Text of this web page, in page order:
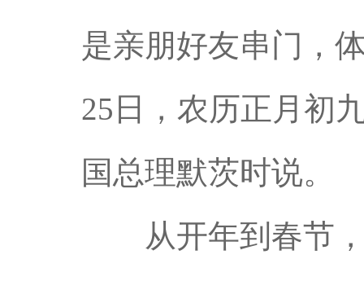
是亲朋好友串门，
25日，农历正月初
国总理默茨时说。
从开年到春节，